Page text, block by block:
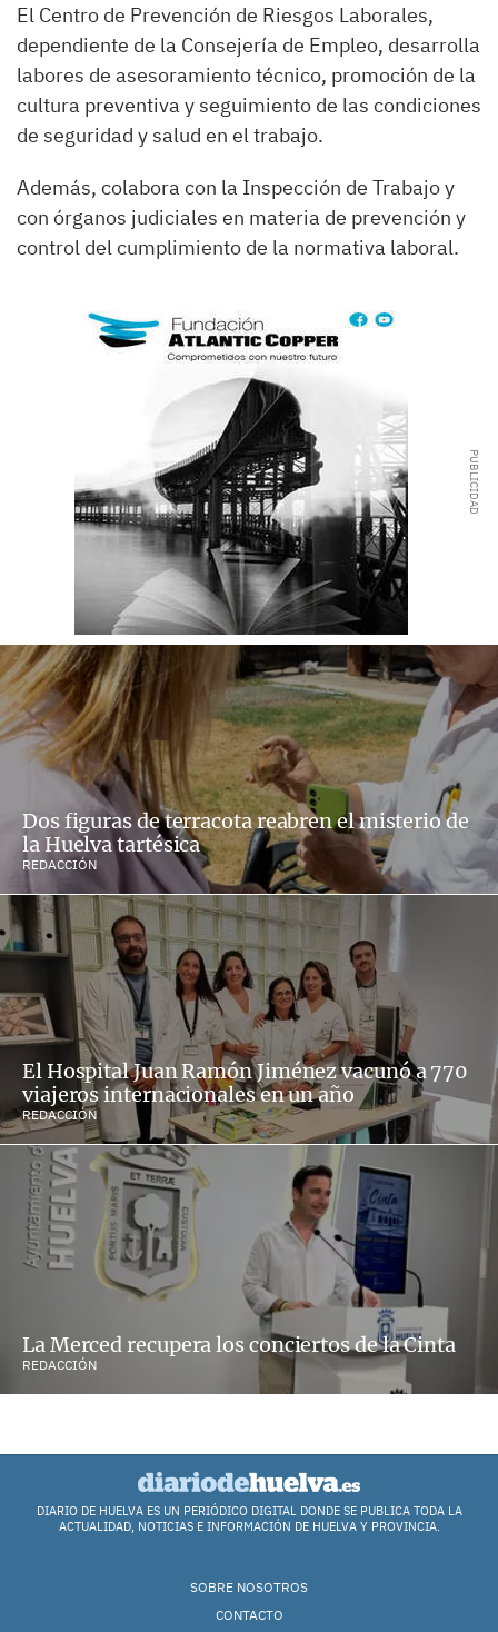
El Centro de Prevención de Riesgos Laborales,
dependiente de la Consejería de Empleo, desarrolla
labores de asesoramiento técnico, promoción de la
cultura preventiva y seguimiento de las condiciones
de seguridad y salud en el trabajo.
Además, colabora con la Inspección de Trabajo y
con órganos judiciales en materia de prevención y
control del cumplimiento de la normativa laboral.
Dos figuras de terracota reabren el misterio de
la Huelva tartésica
REDACCIÓN
El Hospital Juan Ramón Jiménez vacunó a 770
viajeros internacionales en un año
REDACCIÓN
La Merced recupera los conciertos de la Cinta
REDACCIÓN
DIARIO DE HUELVA ES UN PERIÓDICO DIGITAL DONDE SE PUBLICA TODA LA
ACTUALIDAD, NOTICIAS E INFORMACIÓN DE HUELVA Y PROVINCIA.
SOBRE NOSOTROS
CONTACTO